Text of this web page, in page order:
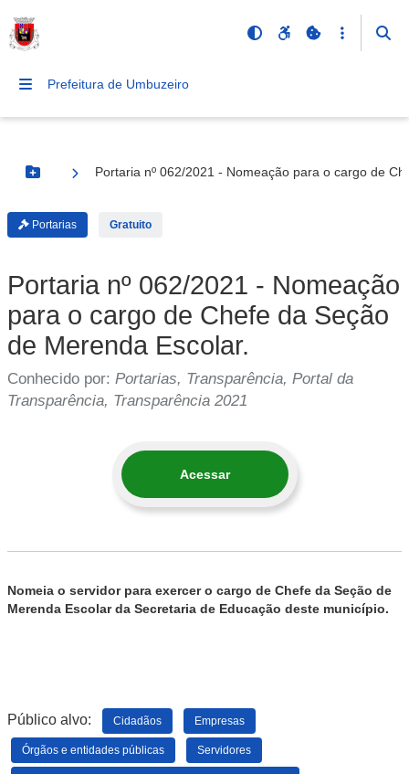
Prefeitura de Umbuzeiro
Botão Menu
Portaria nº 062/2021 - Nomeação para o cargo de
Portarias Gratuito
Portaria nº 062/2021 - Nomeação
para o cargo de Chefe da Seção
de Merenda Escolar.
Conhecido por: Portarias, Transparência, Portal da
Transparência, Transparência 2021
Acessar
Nomeia o servidor para exercer o cargo de Chefe da Seção de
Merenda Escolar da Secretaria de Educação deste município.
Público alvo: Cidadãos Empresas
Órgãos e entidades públicas Servidores